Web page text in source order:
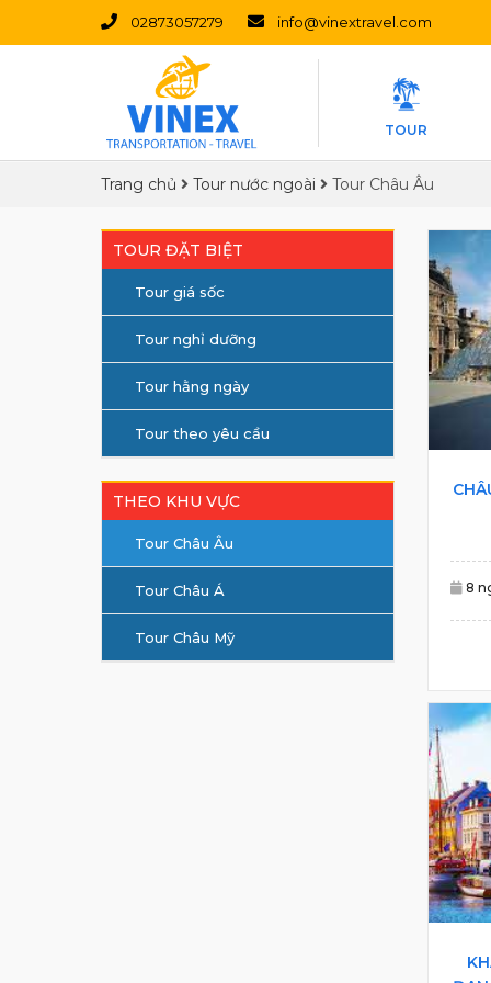
02873057279 info@vinextravel.com
TOUR
Trang chủ Tour nước ngoài Tour Châu Âu
TOUR ĐẶT BIỆT
Tour giá sốc
Tour nghỉ dưỡng
Tour hằng ngày
Tour theo yêu cầu
THEO KHU VỰC
Tour Châu Âu
Tour Châu Á
Tour Châu Mỹ
8